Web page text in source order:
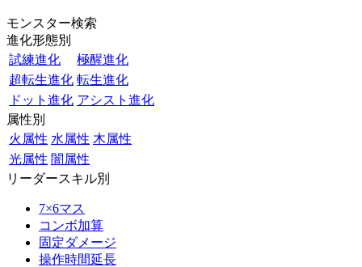
モンスター検索
進化形態別
試練進化
極醒進化
超転生進化 転生進化
ドット進化 アシスト進化
属性別
火属性 水属性 木属性
光属性 闇属性
リーダースキル別
7×6マス
コンボ加算
固定ダメージ
操作時間延長